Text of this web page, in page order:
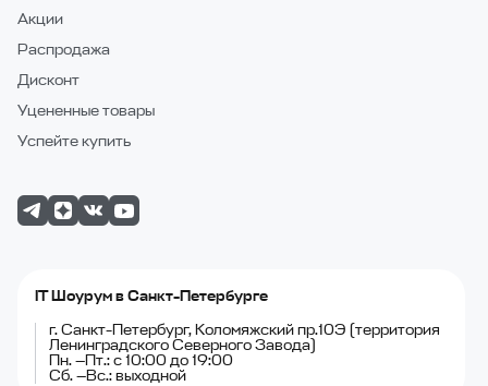
Акции
Распродажа
Дисконт
Уцененные товары
Успейте купить
IT Шоурум в Санкт-Петербурге
г. Санкт-Петербург, Коломяжский пр.10Э (территория
Ленинградского Северного Завода)
Пн. —Пт.: с 10:00 до 19:00
Сб. —Вс.: выходной